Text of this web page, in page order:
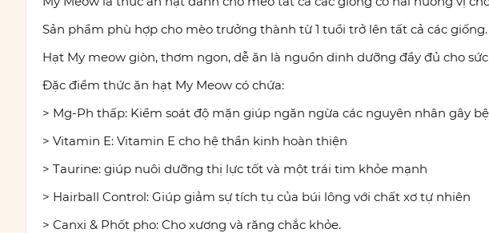
Sản phẩm phù hợp cho mèo trưởng thành từ 1 tuổi trở lên tất cả các giống.
Hạt My meow giòn, thơm ngon, dễ ăn là nguồn dinh dưỡng đầy đủ cho
Đặc điểm thức ăn hạt My Meow có chứa:
> Mg-Ph thấp: Kiểm soát độ mặn giúp ngăn ngừa các nguyên nhân gây
> Vitamin E: Vitamin E cho hệ thần kinh hoàn thiện
> Taurine: giúp nuôi dưỡng thị lực tốt và một trái tim khỏe mạnh
> Hairball Control: Giúp giảm sự tích tụ của búi lông với chất xơ tự nhiên
> Canxi & Phốt pho: Cho xương và răng chắc khỏe.